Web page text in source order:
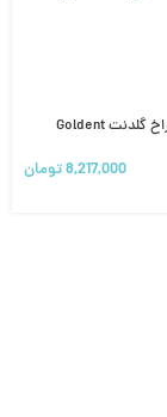
8,217,000تومان